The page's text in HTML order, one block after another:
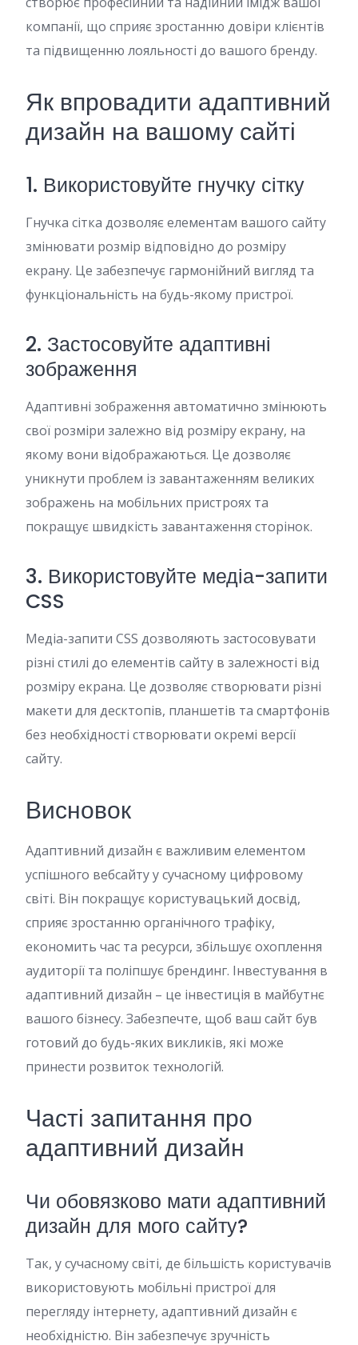
компанії, що сприяє зростанню довіри клієнтів
та підвищенню лояльності до вашого бренду.
Як впровадити адаптивний
дизайн на вашому сайті
1. Використовуйте гнучку сітку
Гнучка сітка дозволяє елементам вашого сайту
змінювати розмір відповідно до розміру
екрану. Це забезпечує гармонійний вигляд та
функціональність на будь-якому пристрої.
2. Застосовуйте адаптивні
зображення
Адаптивні зображення автоматично змінюють
свої розміри залежно від розміру екрану, на
якому вони відображаються. Це дозволяє
уникнути проблем із завантаженням великих
зображень на мобільних пристроях та
покращує швидкість завантаження сторінок.
3. Використовуйте медіа-запити
CSS
Медіа-запити CSS дозволяють застосовувати
різні стилі до елементів сайту в залежності від
розміру екрана. Це дозволяє створювати різні
макети для десктопів, планшетів та смартфонів
без необхідності створювати окремі версії
сайту.
Висновок
Адаптивний дизайн є важливим елементом
успішного вебсайту у сучасному цифровому
світі. Він покращує користувацький досвід,
сприяє зростанню органічного трафіку,
економить час та ресурси, збільшує охоплення
аудиторії та поліпшує брендинг. Інвестування в
адаптивний дизайн – це інвестиція в майбутнє
вашого бізнесу. Забезпечте, щоб ваш сайт був
готовий до будь-яких викликів, які може
принести розвиток технологій.
Часті запитання про
адаптивний дизайн
Чи обовязково мати адаптивний
дизайн для мого сайту?
Так, у сучасному світі, де більшість користувачів
використовують мобільні пристрої для
перегляду інтернету, адаптивний дизайн є
необхідністю. Він забезпечує зручність